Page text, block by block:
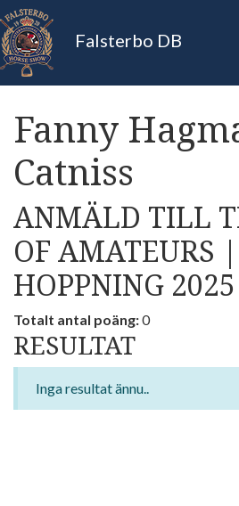
Falsterbo DB
Fanny
Catniss
ANMÄLD TILL
OF AMATEURS |
HOPPNING 2025
Totalt antal poäng:0
RESULTAT
Inga resultat ännu..